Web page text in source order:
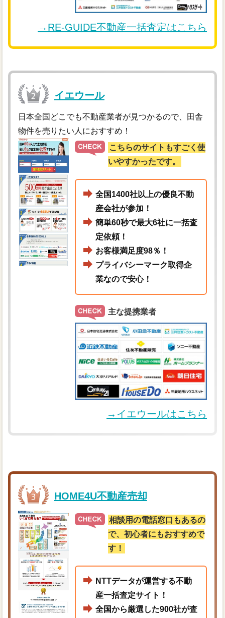
→RE-GUIDE不動産一括査定はこちら
イエウール
日本全国どこでも不動産業者が見つかるので、田舎
物件を売りたい人におすすめ！
こちらのサイトもすごく使
いやすかったです。
全国1400社以上の優良不動
産会社が参加！
簡単60秒で最大6社に一括査
定依頼！
お客様満足度98％！
プライバシーマーク取得企
業なので安心！
主な提携業者
→イエウールはこちら
HOME4U不動産売却
相談用の電話窓口もあるの
で、初心者にもおすすめで
す！
NTTデータが運営する不動
産一括査定サイト！
全国から厳選した900社が査